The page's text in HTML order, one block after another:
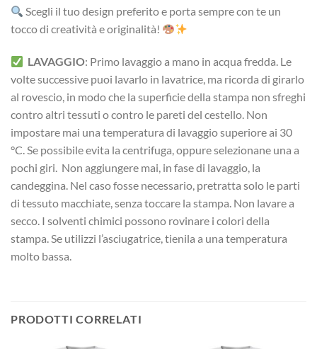
Scegli il tuo design preferito e porta sempre con te un
tocco di creatività e originalità!
LAVAGGIO: Primo lavaggio a mano in acqua fredda. Le
volte successive puoi lavarlo in lavatrice, ma ricorda di girarlo
al rovescio, in modo che la superficie della stampa non sfreghi
contro altri tessuti o contro le pareti del cestello. Non
impostare mai una temperatura di lavaggio superiore ai 30
°C. Se possibile evita la centrifuga, oppure selezionane una a
pochi giri. Non aggiungere mai, in fase di lavaggio, la
candeggina. Nel caso fosse necessario, pretratta solo le parti
di tessuto macchiate, senza toccare la stampa. Non lavare a
secco. I solventi chimici possono rovinare i colori della
stampa. Se utilizzi l’asciugatrice, tienila a una temperatura
molto bassa.
PRODOTTI CORRELATI